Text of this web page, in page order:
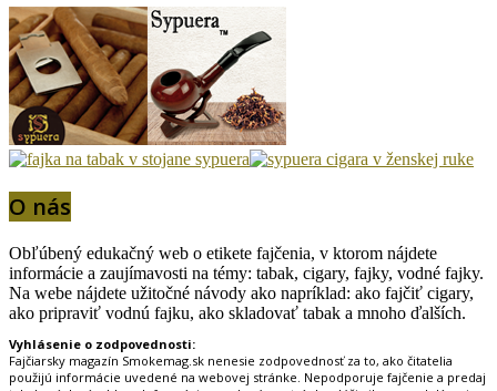
O nás
Obľúbený edukačný web o etikete fajčenia, v ktorom nájdete
informácie a zaujímavosti na témy: tabak, cigary, fajky, vodné fajky.
Na webe nájdete užitočné návody ako napríklad: ako fajčiť cigary,
ako pripraviť vodnú fajku, ako skladovať tabak a mnoho ďalších.
Vyhlásenie o zodpovednosti:
Fajčiarsky magazín Smokemag.sk nenesie zodpovednosť za to, ako čitatelia
použijú informácie uvedené na webovej stránke. Nepodporuje fajčenie a predaj